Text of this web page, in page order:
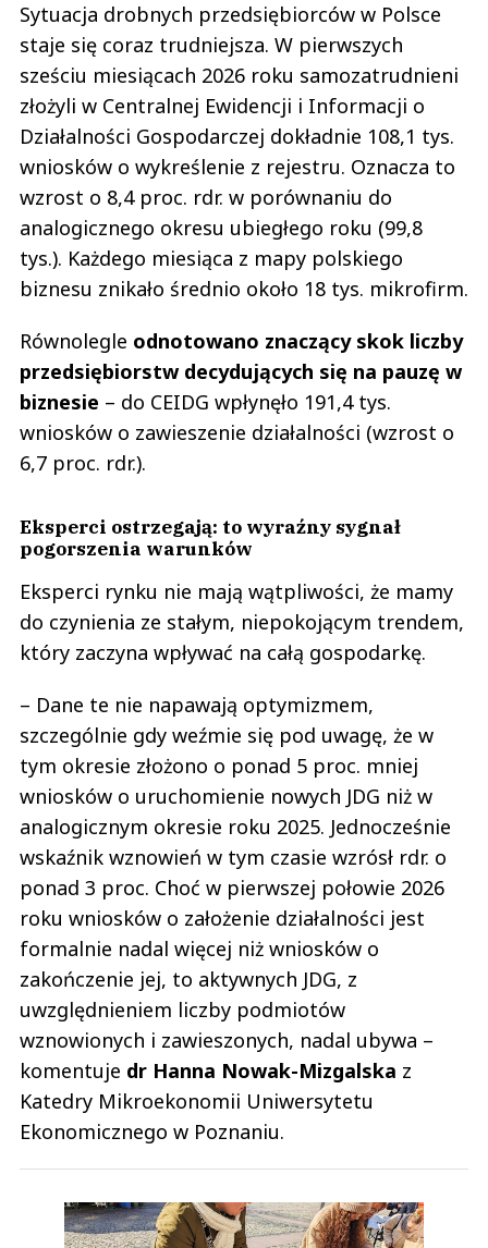
Sytuacja drobnych przedsiębiorców w Polsce
staje się coraz trudniejsza. W pierwszych
sześciu miesiącach 2026 roku samozatrudnieni
złożyli w Centralnej Ewidencji i Informacji o
Działalności Gospodarczej dokładnie 108,1 tys.
wniosków o wykreślenie z rejestru. Oznacza to
wzrost o 8,4 proc. rdr. w porównaniu do
analogicznego okresu ubiegłego roku (99,8
tys.). Każdego miesiąca z mapy polskiego
biznesu znikało średnio około 18 tys. mikrofirm.
Równolegle odnotowano znaczący skok liczby
przedsiębiorstw decydujących się na pauzę w
biznesie – do CEIDG wpłynęło 191,4 tys.
wniosków o zawieszenie działalności (wzrost o
6,7 proc. rdr.).
Eksperci ostrzegają: to wyraźny sygnał
pogorszenia warunków
Eksperci rynku nie mają wątpliwości, że mamy
do czynienia ze stałym, niepokojącym trendem,
który zaczyna wpływać na całą gospodarkę.
– Dane te nie napawają optymizmem,
szczególnie gdy weźmie się pod uwagę, że w
tym okresie złożono o ponad 5 proc. mniej
wniosków o uruchomienie nowych JDG niż w
analogicznym okresie roku 2025. Jednocześnie
wskaźnik wznowień w tym czasie wzrósł rdr. o
ponad 3 proc. Choć w pierwszej połowie 2026
roku wniosków o założenie działalności jest
formalnie nadal więcej niż wniosków o
zakończenie jej, to aktywnych JDG, z
uwzględnieniem liczby podmiotów
wznowionych i zawieszonych, nadal ubywa –
komentuje dr Hanna Nowak-Mizgalska z
Katedry Mikroekonomii Uniwersytetu
Ekonomicznego w Poznaniu.